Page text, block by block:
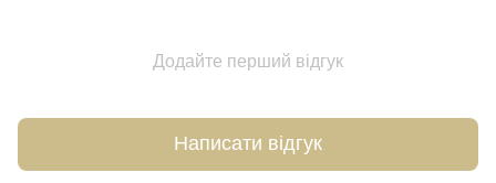
Додайте перший відгук
Написати відгук